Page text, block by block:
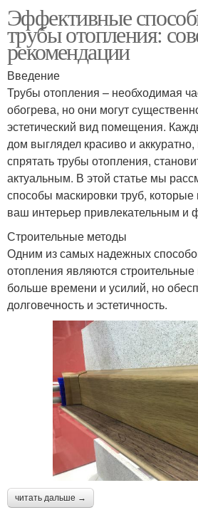
Эффективные
трубы отопления:
рекомендации
Введение
Трубы отопления – необходимая
обогрева, но они могут
эстетический вид помещения.
дом выглядел красиво и
спрятать трубы отопления,
актуальным. В этой статье мы
способы маскировки труб, которые
ваш интерьер привлекательным и
Строительные методы
Одним из самых надежных
отопления являются
больше времени и усилий, но
долговечность и эстетичность.
читать дальше →